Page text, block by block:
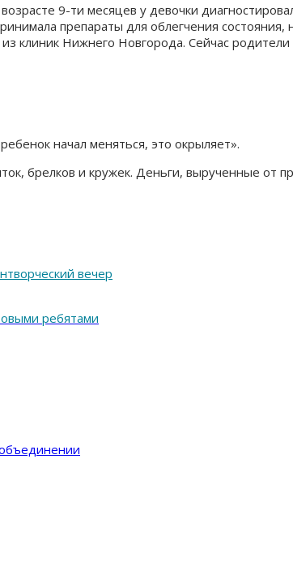
9-ти месяцев у девочки
препараты для облегчения состояния,
клиник Нижнего Новгорода. Сейчас
начал меняться, это окрыляет».
брелков и кружек. Деньги, вырученные от
творческий вечер
ребятами